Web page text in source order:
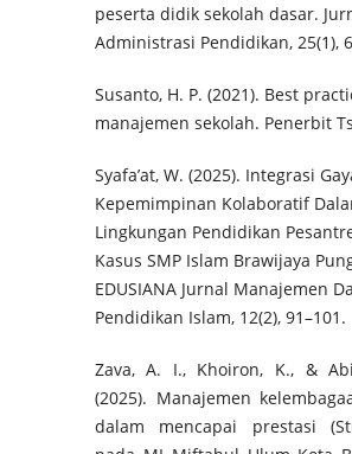
peserta didik sekolah dasar.
Administrasi Pendidikan, 25(1),
Susanto, H. P. (2021). Best
manajemen sekolah. Penerbit
Syafa’at, W. (2025). Integrasi
Kepemimpinan Kolaboratif
Lingkungan Pendidikan
Kasus SMP Islam Brawijaya
EDUSIANA Jurnal Manajemen
Pendidikan Islam, 12(2), 91–101.
Zava, A. I., Khoiron, K., &
(2025). Manajemen
dalam mencapai prestasi